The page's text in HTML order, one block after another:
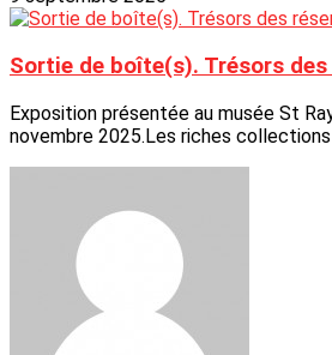
Sortie de boîte(s). Trésors des
Exposition présentée au musée St
novembre 2025.Les riches collections